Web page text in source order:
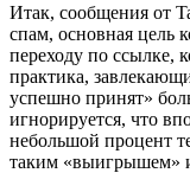
Итак, сообщения от
спам, основная цель
переходу по ссылке,
практика,
успешно принят»
игнорируется, что
небольшой процент
таким «выигрышем»